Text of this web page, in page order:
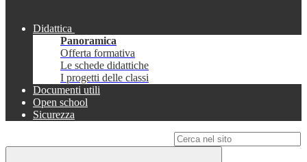
Didattica
Panoramica
Offerta formativa
Le schede didattiche
I progetti delle classi
Documenti utili
Open school
Sicurezza